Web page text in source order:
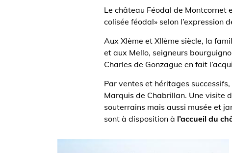
Le château Féodal de Montcornet
colisée féodal» selon l’expression
Aux XIème et XIIème siècle, la
et aux Mello, seigneurs
Charles de Gonzague en fait
Par ventes et héritages
Marquis de Chabrillan. Une visite
souterrains mais aussi musée et
sont à disposition à l’accueil du